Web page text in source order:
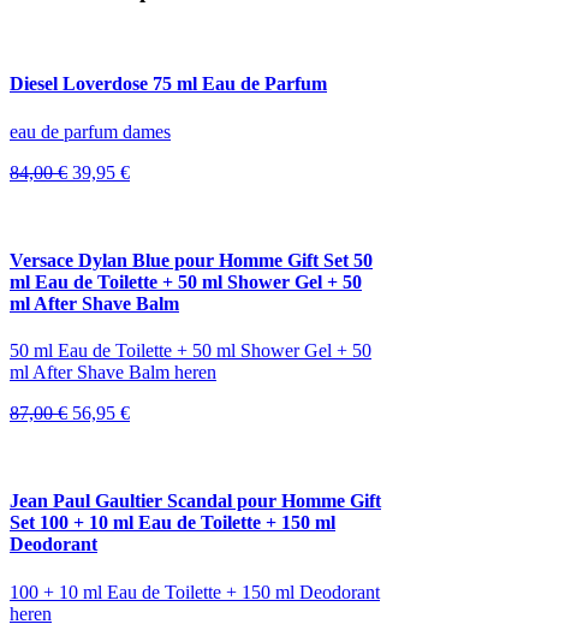
Diesel Loverdose 75 ml Eau de Parfum
eau de parfum dames
84,00€ Oorspronkelijke
39,95 €Huidige
Versace Dylan Blue pour Homme Gift Set 50
ml Eau de Toilette + 50 ml Shower Gel + 50
ml After Shave Balm
50 ml Eau de Toilette + 50 ml Shower Gel + 50
ml After Shave Balm heren
87,00€ Oorspronkelijke
56,95 €Huidige
Jean Paul Gaultier Scandal pour Homme Gift
Set 100 + 10 ml Eau de Toilette + 150 ml
Deodorant
100 + 10 ml Eau de Toilette + 150 ml Deodorant
heren